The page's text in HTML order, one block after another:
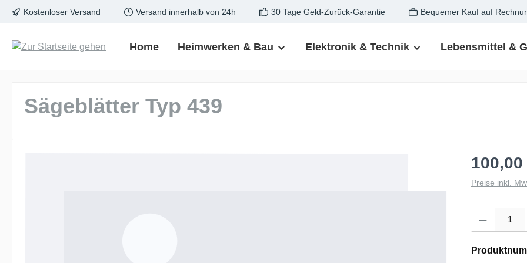
Zur Hauptnavigation springen
Kostenloser Versand Versand innerhalb von 24h 30 Tage Geld-Zurück-Garantie Bequemer Kauf auf
Home Heimwerken & Bau Elektronik & Technik Lebensmittel &
Sägeblätter Typ 439
100,00
Preise inkl.